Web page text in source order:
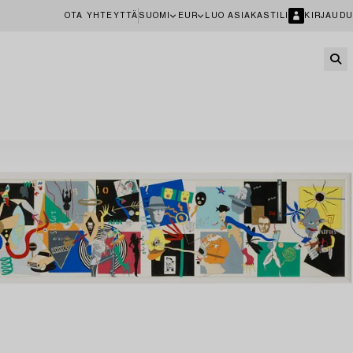
OTA YHTEYTTÄ SUOMI EUR LUO ASIAKASTILI KIRJAUDU